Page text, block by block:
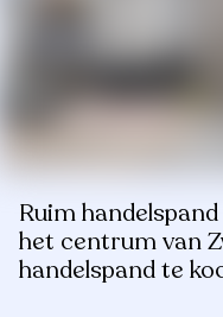
Ruim
het centrum van
handelspand te